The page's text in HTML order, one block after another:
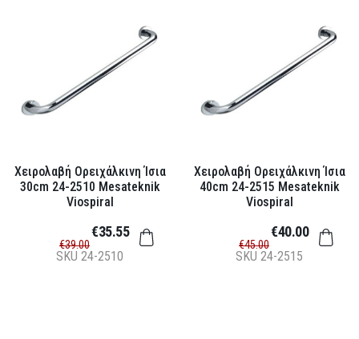
Χειρολαβή Ορειχάλκινη Ίσια
30cm 24-2510 Mesateknik
Viospiral
SKU 24-2510
€39.00
€35.55
Χειρολαβή Ορειχάλκινη Ίσια
40cm 24-2515 Mesateknik
Viospiral
SKU 24-2515
€45.00
€40.00